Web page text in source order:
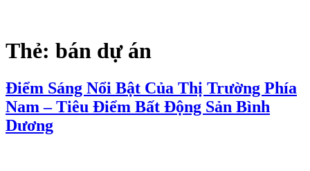
Thẻ: bán dự án
Điểm Sáng Nổi Bật Của Thị Trường Phía
Nam – Tiêu Điểm Bất Động Sản Bình
Dương